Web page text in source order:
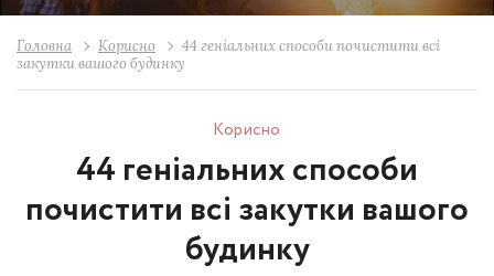
Головна Корисно
44 геніальних способи почистити всі
закутки вашого будинку
Корисно
44 геніальних способи
почистити всі закутки вашого
будинку